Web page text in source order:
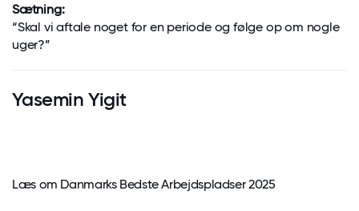
Sætning:
“Skal vi aftale noget for en periode og følge op om nogle
uger?”
Yasemin Yigit
Læs om Danmarks Bedste Arbejdspladser 2025